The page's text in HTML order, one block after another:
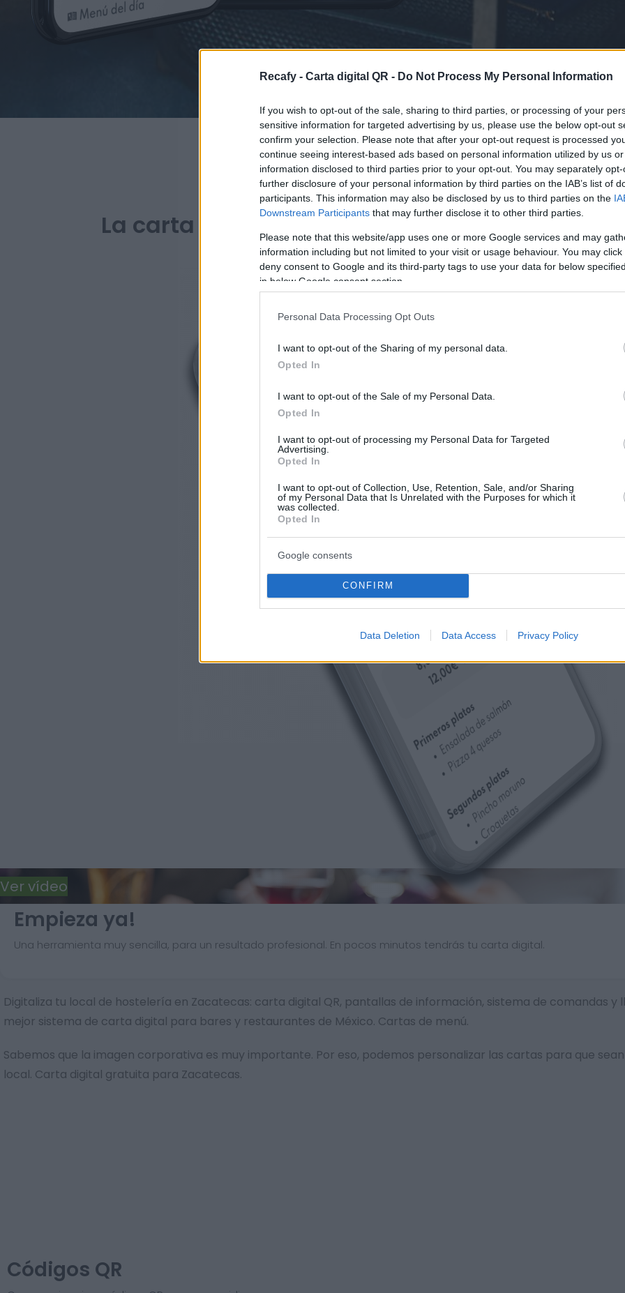
Recafy - Carta digital QR - Do Not Process My Personal Information
If you wish to opt-out of the sale, sharing to third parties, or processing of your
sensitive information for targeted advertising by us, please use the below opt-out
confirm your selection. Please note that after your opt-out request is processed
continue seeing interest-based ads based on personal information utilized by us
information disclosed to third parties prior to your opt-out. You may separately
further disclosure of your personal information by third parties on the IAB’s list of
participants. This information may also be disclosed by us to third parties on the
Downstream Participants that may further disclose it to other third parties.
Please note that this website/app uses one or more Google services and may
information including but not limited to your visit or usage behaviour. You may
deny consent to Google and its third-party tags to use your data for below
in below Google consent section.
Personal Data Processing Opt Outs
I want to opt-out of the Sharing of my personal data.
Opted In
I want to opt-out of the Sale of my Personal Data.
Opted In
I want to opt-out of processing my Personal Data for Targeted
Advertising.
Opted In
I want to opt-out of Collection, Use, Retention, Sale, and/or Sharing
of my Personal Data that Is Unrelated with the Purposes for which it
was collected.
Opted In
Google consents
CONFIRM
Data Deletion Data Access Privacy Policy
PARA BARES Y RESTAURANTES DE ZACATECAS
La carta digital definitiva para tu bar o
Empieza ya!
Una herramienta muy sencilla, para un resultado profesional. En pocos minutos tendrás tu carta digital.
Digitaliza tu local de hostelería en Zacatecas: carta digital QR, pantallas de información, sistema de comandas y
mejor sistema de carta digital para bares y restaurantes de México. Cartas de menú.
Sabemos que la imagen corporativa es muy importante. Por eso, podemos personalizar las cartas para que
local. Carta digital gratuita para Zacatecas.
Ver vídeo
Códigos QR